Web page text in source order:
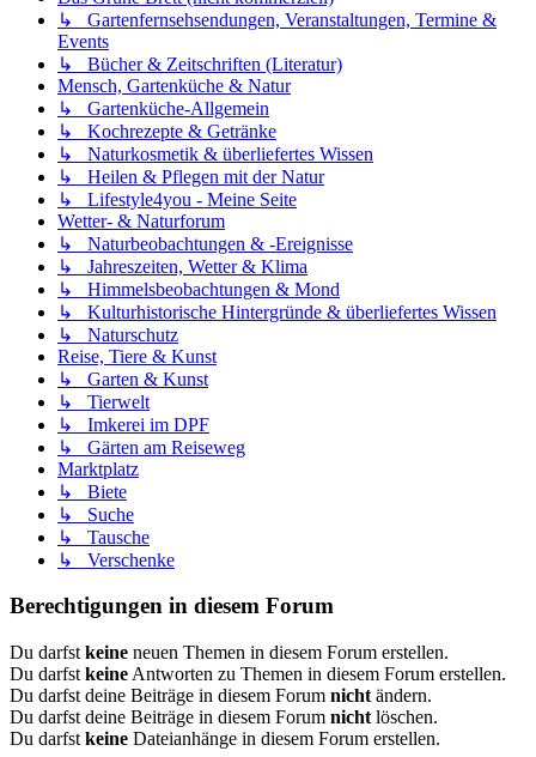
↳ Gartenfernsehsendungen, Veranstaltungen, Termine &
Events
↳ Bücher & Zeitschriften (Literatur)
Mensch, Gartenküche & Natur
↳ Gartenküche-Allgemein
↳ Kochrezepte & Getränke
↳ Naturkosmetik & überliefertes Wissen
↳ Heilen & Pflegen mit der Natur
↳ Lifestyle4you - Meine Seite
Wetter- & Naturforum
↳ Naturbeobachtungen & -Ereignisse
↳ Jahreszeiten, Wetter & Klima
↳ Himmelsbeobachtungen & Mond
↳ Kulturhistorische Hintergründe & überliefertes Wissen
↳ Naturschutz
Reise, Tiere & Kunst
↳ Garten & Kunst
↳ Tierwelt
↳ Imkerei im DPF
↳ Gärten am Reiseweg
Marktplatz
↳ Biete
↳ Suche
↳ Tausche
↳ Verschenke
Berechtigungen in diesem Forum
Du darfst keine neuen Themen in diesem Forum erstellen.
Du darfst keine Antworten zu Themen in diesem Forum erstellen.
Du darfst deine Beiträge in diesem Forum nicht ändern.
Du darfst deine Beiträge in diesem Forum nicht löschen.
Du darfst keine Dateianhänge in diesem Forum erstellen.